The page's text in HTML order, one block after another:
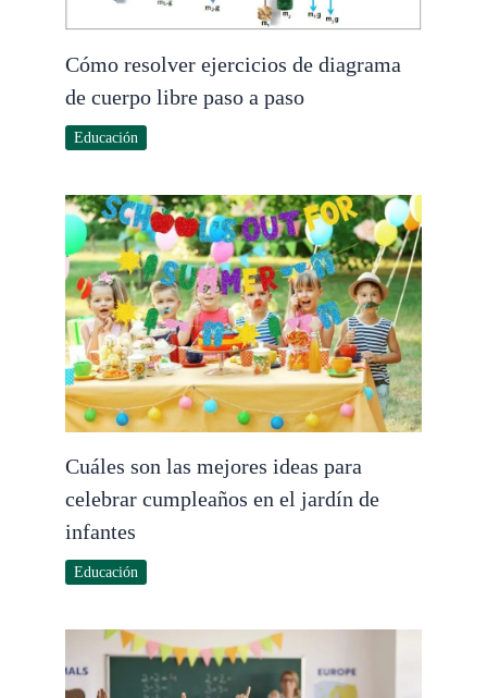
Cómo resolver ejercicios de diagrama
de cuerpo libre paso a paso
Educación
Cuáles son las mejores ideas para
celebrar cumpleaños en el jardín de
infantes
Educación